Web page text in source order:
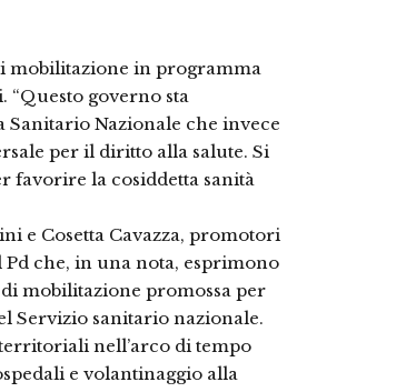
mobilitazione in programma
governo sta
Nazionale che invece
per il diritto alla salute. Si
favorire la cosiddetta sanità
e Cosetta Cavazza, promotori
che, in una nota, esprimono
mobilitazione promossa per
Servizio sanitario nazionale.
nell’arco di tempo
e volantinaggio alla